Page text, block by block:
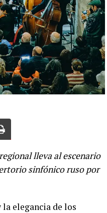
lleva al escenario
sinfónico ruso por
elegancia de los